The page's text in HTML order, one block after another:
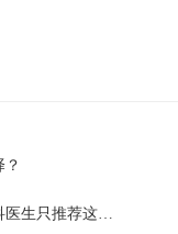
医生只推荐这…